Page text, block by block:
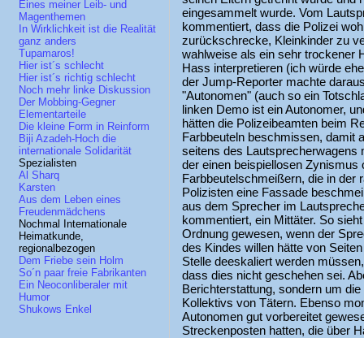
Eines meiner Leib- und
Magenthemen
In Wirklichkeit ist die Realität
ganz anders
Tupamaros!
Hier ist´s schlecht
Hier ist´s richtig schlecht
Noch mehr linke Diskussion
Der Mobbing-Gegner
Elementarteile
Die kleine Form in Reinform
Biji Azadeh-Hoch die
internationale Solidarität
Spezialisten
Al Sharq
Karsten
Aus dem Leben eines
Freudenmädchens
Nochmal Internationale
Heimatkunde,
regionalbezogen
Dem Friebe sein Holm
So´n paar freie Fabrikanten
Ein Neoconliberaler mit
Humor
Shukows Enkel
eingesammelt wurde. Vom
kommentiert, dass die Polizei
zurückschrecke, Kleinkinder zu
wahlweise als ein sehr trockener
Hass interpretieren (ich würde
der Jump-Reporter machte
"Autonomen" (auch so ein
linken Demo ist ein Autonomer,
hätten die Polizeibeamten beim
Farbbeuteln beschmissen, damit
seitens des Lautsprecherwagens
der einen beispiellosen Zynismus
Farbbeutelschmeißern, die in der
Polizisten eine Fassade
aus dem Sprecher im
kommentiert, ein Mittäter. So
Ordnung gewesen, wenn der
des Kindes willen hätte von
Stelle deeskaliert werden
dass dies nicht geschehen sei.
Berichterstattung, sondern um
Kollektivs von Tätern. Ebenso
Autonomen gut vorbereitet
Streckenposten hatten, die über